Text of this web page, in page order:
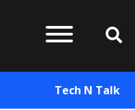
Tech N Talk